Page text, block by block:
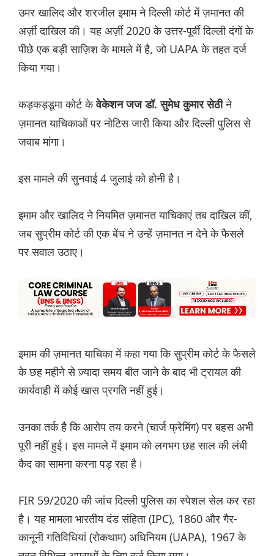
उमर खालिद और शरजील इमाम ने दिल्ली कोर्ट में ज़मानत की
अर्ज़ी दाखिल की। यह अर्ज़ी 2020 के उत्तर-पूर्वी दिल्ली दंगों के
पीछे एक बड़ी साज़िश के मामले में है, जो UAPA के तहत दर्ज
किया गया।
कड़कड़डूमा कोर्ट केवेकेशन जज डॉ. सुमेध कुमार सेठीने
ज़मानत याचिकाओं पर नोटिस जारी किया और दिल्ली पुलिस से
जवाब मांगा।
इस मामले की सुनवाई 4 जुलाई को होनी है।
इमाम और खालिद ने नियमित ज़मानत याचिकाएं तब दाखिल कीं,
जब सुप्रीम कोर्ट की एक बेंच ने उन्हें ज़मानत न देने के फैसले
पर सवाल उठाए।
इमाम की ज़मानत याचिका में कहा गया कि सुप्रीम कोर्ट के फैसले
के छह महीने से ज़्यादा समय बीत जाने के बाद भी ट्रायल की
कार्यवाही में कोई खास प्रगति नहीं हुई।
उनका तर्क है कि आरोप तय करने (चार्ज फ्रेमिंग) पर बहस अभी
पूरी नहीं हुई। इस मामले में इमाम को लगभग छह साल की लंबी
कैद का सामना करना पड़ रहा है।
FIR 59/2020 की जांच दिल्ली पुलिस का स्पेशल सेल कर रहा
है। यह मामला भारतीय दंड संहिता (IPC), 1860 और गैर-
कानूनी गतिविधियां (रोकथाम) अधिनियम (UAPA), 1967 के